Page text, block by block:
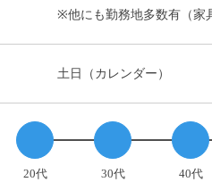
※他にも勤務地多数有（家
土日（カレンダー）
20代 30代 40代